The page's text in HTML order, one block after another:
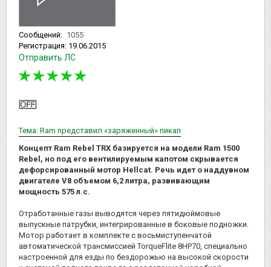
Сообщений: 1055
Регистрация: 19.06.2015
Отправить ЛС
Тема: Ram представил «заряженный» пикап
Концепт Ram Rebel TRX базируется на модели Ram 1500
Rebel, но под его вентилируемым капотом скрывается
дефорсированный мотор Hellcat. Речь идет о наддувном
двигателе V8 объемом 6,2 литра, развивающим
мощность 575 л.с.
Отработанные газы выводятся через пятидюймовые
выпускные патрубки, интегрированные в боковые подножки.
Мотор работает в комплекте с восьмиступенчатой
автоматической трансмиссией TorqueFlite 8HP70, специально
настроенной для езды по бездорожью на высокой скорости